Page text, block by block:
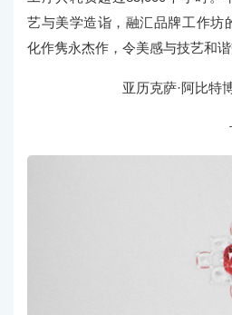
艺与美学造诣，融汇品牌工作坊
化作隽永杰作，令美感与技艺和
亚历克萨·阿比特